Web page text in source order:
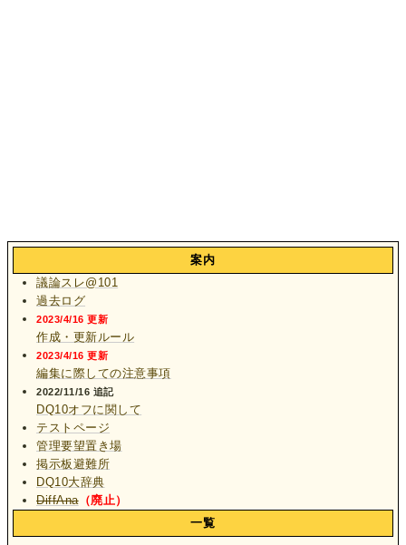
案内
議論スレ@101
過去ログ
2023/4/16 更新
作成・更新ルール
2023/4/16 更新
編集に際しての注意事項
2022/11/16 追記
DQ10オフに関して
テストページ
管理要望置き場
掲示板避難所
DQ10大辞典
DiffAna（廃止）
一覧